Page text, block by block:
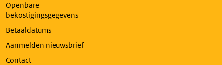
Openbare
bekostigingsgegevens
Betaaldatums
Aanmelden nieuwsbrief
Contact